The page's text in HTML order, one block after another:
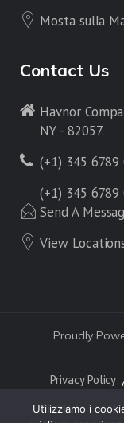
Mosta sulla
Contact Us
Havnor
NY - 82057.
(+1) 345 6789
(+1) 345 6789
Send A
View
Proudly
Privacy Policy
Utilizziamo i